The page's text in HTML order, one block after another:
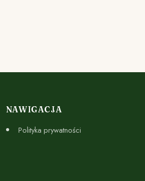
NAWIGACJA
Polityka prywatności